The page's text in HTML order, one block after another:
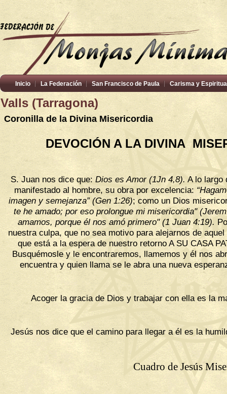
Inicio La Federación San Francisco de Paula Carisma y
Valls (Tarragona)
Coronilla de la Divina Misericordia
DEVOCIÓN A LA DIVINA
S. Juan nos dice que:Dios es Amor (1Jn 4,8). A lo largo
manifestado al hombre, su obra por excelencia:
imagen y semejanza”(Gen 1:26); como un Dios
te he amado; por eso prolongue mi misericordia"
amamos, porque él nos amó primero" (1 Juan 4:19).
nuestra culpa, que no sea motivo para alejarnos de
que está a la espera de nuestro retorno A SU CASA
Busquémosle y le encontraremos, llamemos y él nos
encuentra y quien llama se le abra una nueva
Acoger la gracia de Dios y trabajar con ella es la
Jesús nos dice que el camino para llegar a él es la
Cuadro de Jesús